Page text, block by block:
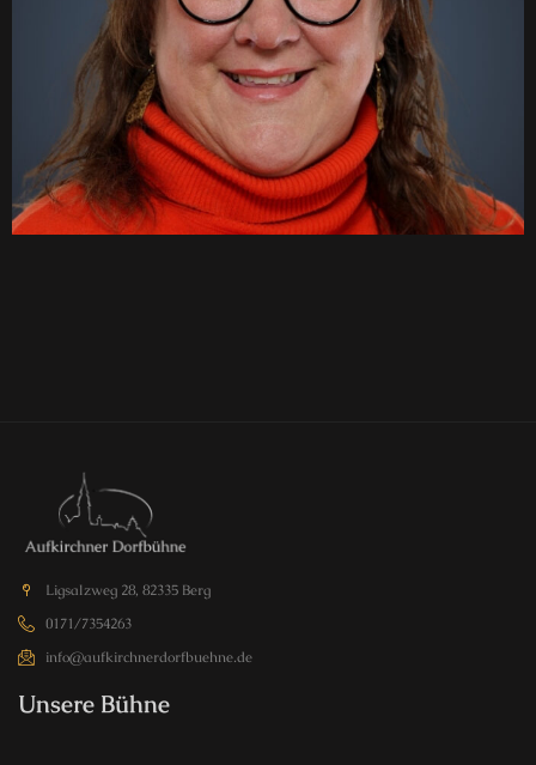
Ligsalzweg 28, 82335 Berg
0171/7354263
info@aufkirchnerdorfbuehne.de
Unsere Bühne